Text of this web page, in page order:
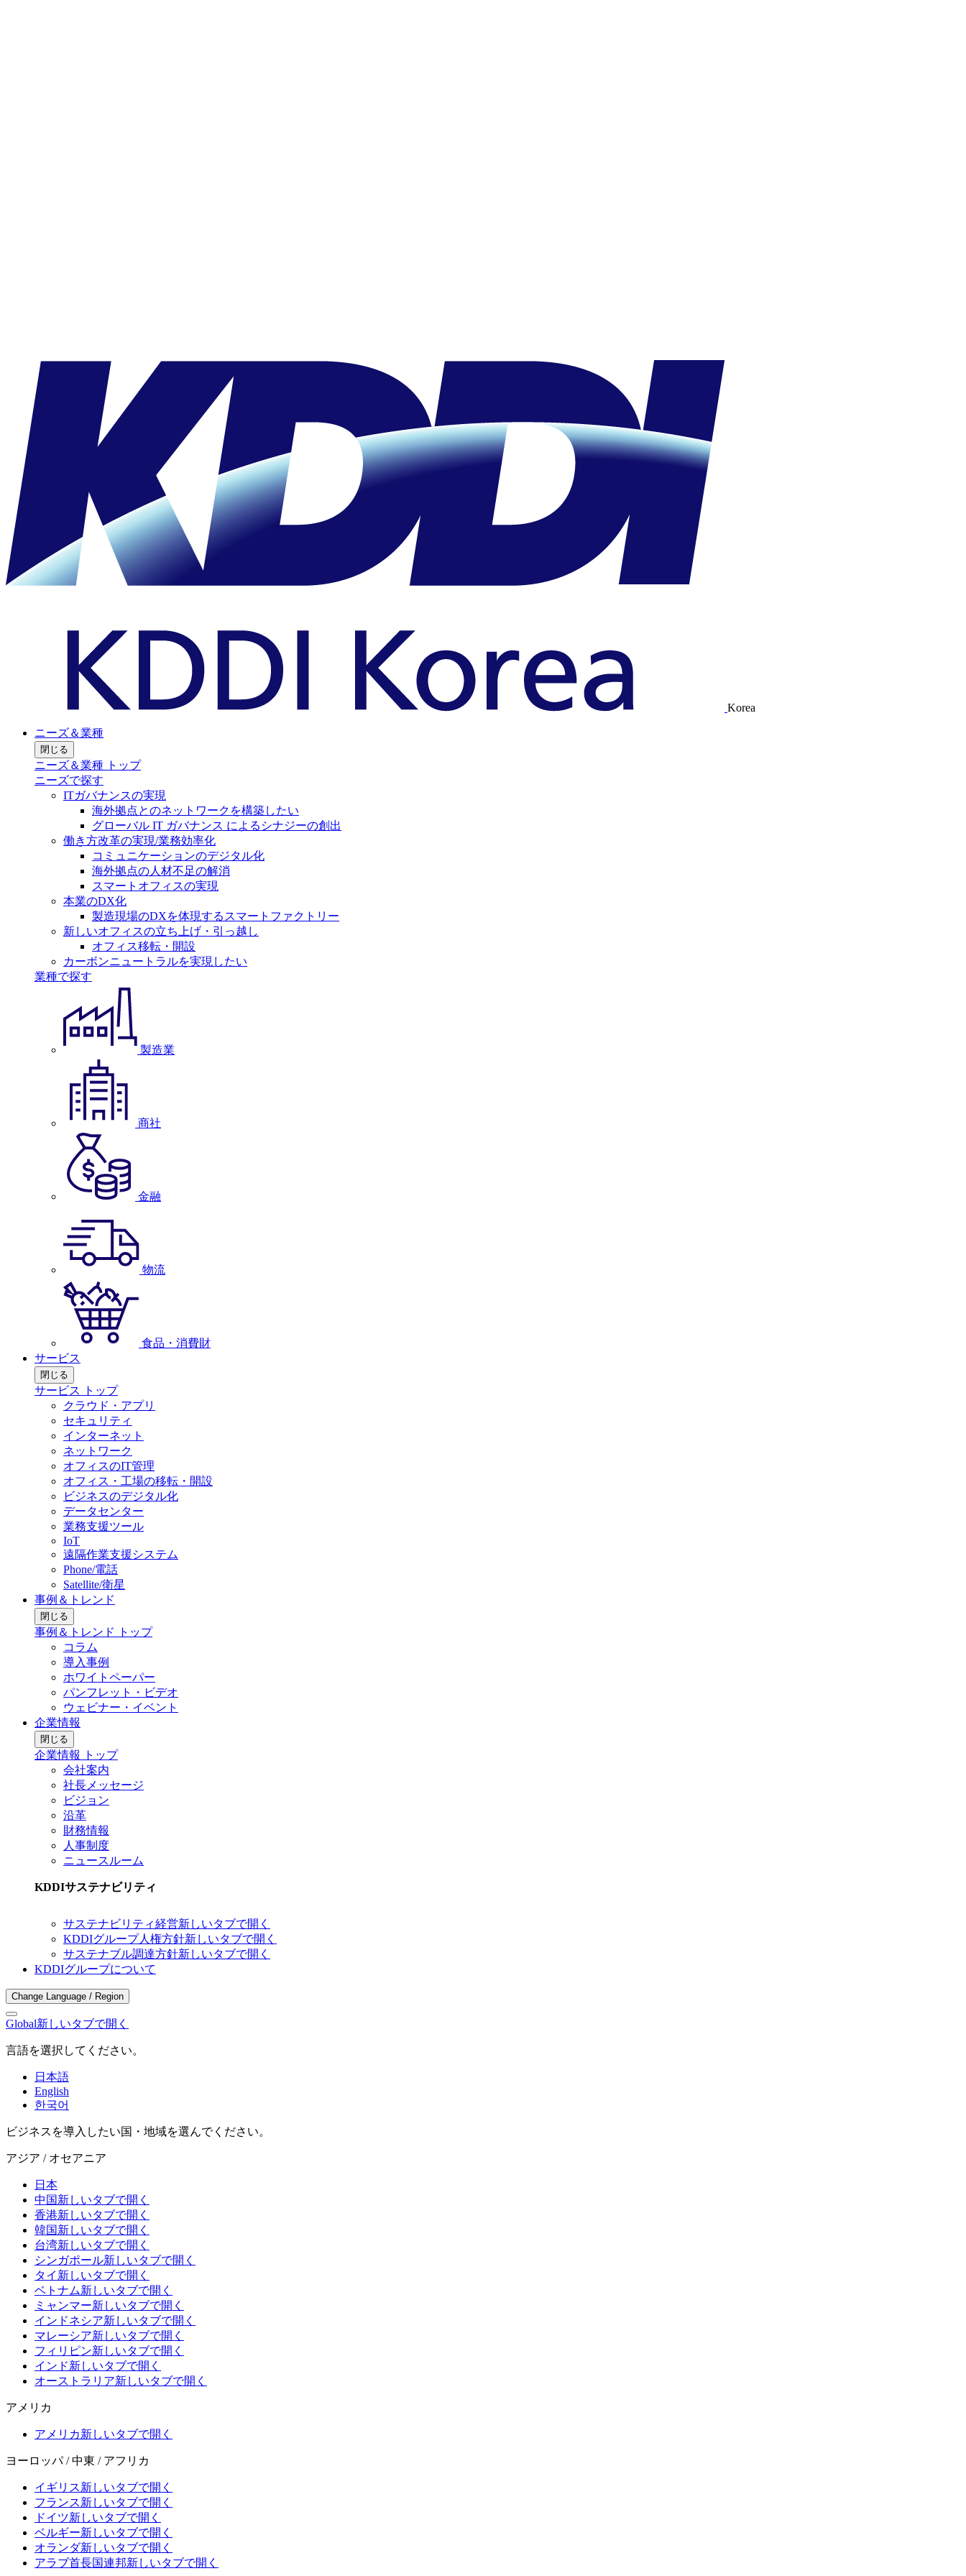
Korea
ニーズ＆業種
閉じる
ニーズ＆業種 トップ
ニーズで探す
ITガバナンスの実現
海外拠点とのネットワークを構築したい
グローバル IT ガバナンス によるシナジーの創出
働き方改革の実現/業務効率化
コミュニケーションのデジタル化
海外拠点の人材不足の解消
スマートオフィスの実現
本業のDX化
製造現場のDXを体現するスマートファクトリー
新しいオフィスの立ち上げ・引っ越し
オフィス移転・開設
カーボンニュートラルを実現したい
業種で探す
製造業
商社
金融
物流
食品・消費財
サービス
閉じる
サービス トップ
クラウド・アプリ
セキュリティ
インターネット
ネットワーク
オフィスのIT管理
オフィス・工場の移転・開設
ビジネスのデジタル化
データセンター
業務支援ツール
IoT
遠隔作業支援システム
Phone/電話
Satellite/衛星
事例＆トレンド
閉じる
事例＆トレンド トップ
コラム
導入事例
ホワイトペーパー
パンフレット・ビデオ
ウェビナー・イベント
企業情報
閉じる
企業情報 トップ
会社案内
社長メッセージ
ビジョン
沿革
財務情報
人事制度
ニュースルーム
KDDIサステナビリティ
サステナビリティ経営新しいタブで開く
KDDIグループ人権方針新しいタブで開く
サステナブル調達方針新しいタブで開く
KDDIグループについて
Change Language / Region
Global新しいタブで開く
言語を選択してください。
日本語
English
한국어
ビジネスを導入したい国・地域を選んでください。
アジア / オセアニア
日本
中国新しいタブで開く
香港新しいタブで開く
韓国新しいタブで開く
台湾新しいタブで開く
シンガポール新しいタブで開く
タイ 新しいタブで開く
ベトナム新しいタブで開く
ミャンマー新しいタブで開く
インドネシア新しいタブで開く
マレーシア新しいタブで開く
フィリピン新しいタブで開く
インド新しいタブで開く
オーストラリア新しいタブで開く
アメリカ
アメリカ新しいタブで開く
ヨーロッパ / 中東 / アフリカ
イギリス新しいタブで開く
フランス新しいタブで開く
ドイツ新しいタブで開く
ベルギー新しいタブで開く
オランダ新しいタブで開く
アラブ首長国連邦新しいタブで開く